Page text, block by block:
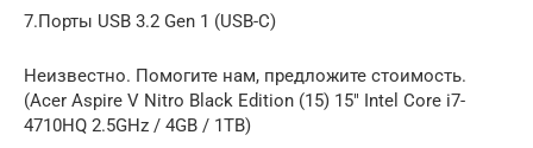
7.Порты USB 3.2 Gen 1 (USB-C)
Неизвестно. Помогите нам, предложите стоимость.
(Acer Aspire V Nitro Black Edition (15) 15″ Intel Core i7-
4710HQ 2.5GHz / 4GB / 1TB)